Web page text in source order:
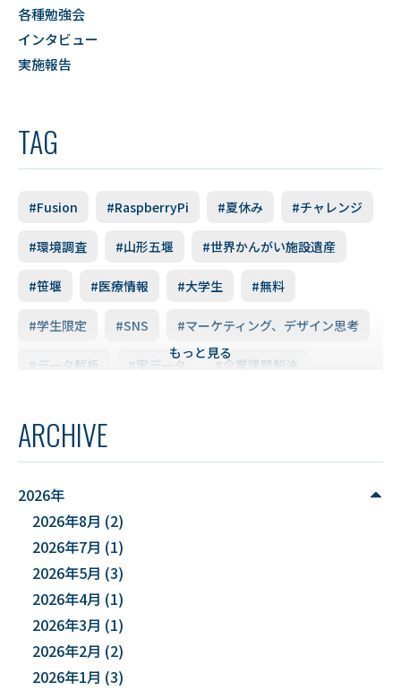
各種勉強会
インタビュー
実施報告
TAG
#Fusion #RaspberryPi #夏休み #チャレンジ
#環境調査 #山形五堰 #世界かんがい施設遺産
#笹堰 #医療情報 #大学生 #無料
#学生限定 #SNS #マーケティング、デザイン思考
#データ解析 #実データ #企業課題解決
#YUDS #庄内地方
#DXハイスクール
#能登半島地震被害調査
#文化財 #災害
#”オットセイ”のブロニー君
#３Dデータ
もっと見る
ARCHIVE
2026年
2026年8月 (2)
2026年7月 (1)
2026年5月 (3)
2026年4月 (1)
2026年3月 (1)
2026年2月 (2)
2026年1月 (3)